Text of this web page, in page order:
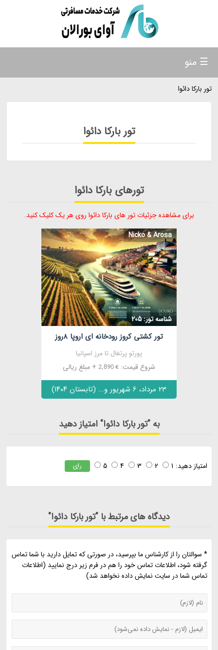
تور بارکا دائوا
تور بارکا دائوا
تورهای بارکا دائوا
برای مشاهده جزئیات تور های بارکا دائوا روی هر یک کلیک کنید.
Nicko & Arosa
شناسه تور: 205
تور کشتی کروز رودخانه ای اروپا 8روز
پورتو پرتغال تا مرز اسپانیا
شروع قیمت: € 2,890 + مبلغ ریالی
23 مرداد، 6 شهریور و... (تابستان ۱۴۰۴)
به "تور بارکا دائوا" امتیاز دهید
امتیاز دهید: 1
2
3
4
5 رای
دیدگاه های مرتبط با "تور بارکا دائوا"
* سوالتان را از کارشناس ما بپرسید، در صورتی که تمایل دارید با شما تماس
گرفته شود، اطلاعات تماس خود را هم در فرم زیر درج نمایید (اطلاعات
تماس شما در سایت نمایش داده نخواهد شد)
☰ منو